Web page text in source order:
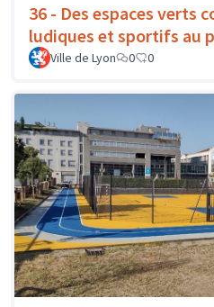
36 - Des espaces verts
ludiques et sportifs au
Ville de Lyon 0 0